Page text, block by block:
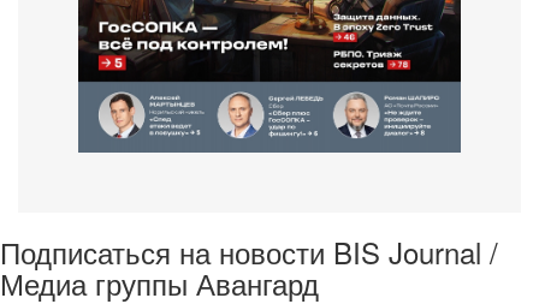
Подписаться на новости BIS Journal /
Медиа группы Авангард